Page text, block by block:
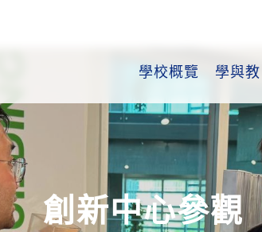
學校概覽 學與教
創新中心參觀